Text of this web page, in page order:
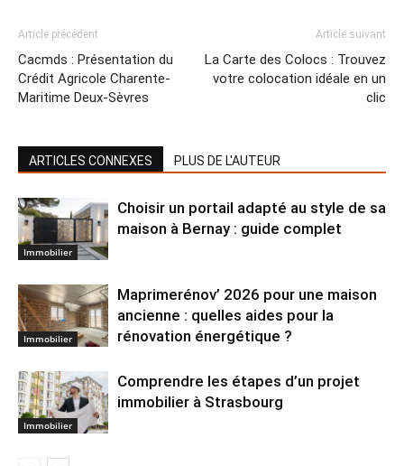
Article précédent
Cacmds : Présentation du
Crédit Agricole Charente-
Maritime Deux-Sèvres​
Article suivant
La Carte des Colocs : Trouvez
votre colocation idéale en un
clic
ARTICLES CONNEXES PLUS DE L'AUTEUR
Immobilier
Choisir un portail adapté au style de sa
maison à Bernay : guide complet
Immobilier
Maprimerénov’ 2026 pour une maison
ancienne : quelles aides pour la
rénovation énergétique ?
Immobilier
Comprendre les étapes d’un projet
immobilier à Strasbourg